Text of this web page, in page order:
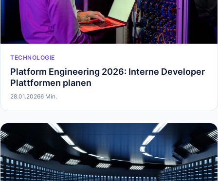
TECHNOLOGIE
Platform Engineering 2026: Interne Developer
Plattformen planen
28.01.20266 Min.